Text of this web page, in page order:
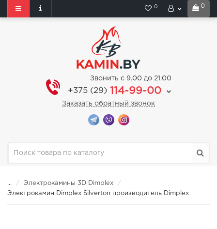
0
0
Звонить с 9.00 до 21.00
+375 (29) 114-99-00
Заказать обратный звонок
...
Электрокамины 3D Dimplex
Электрокамин Dimplex Silverton производитель Dimplex